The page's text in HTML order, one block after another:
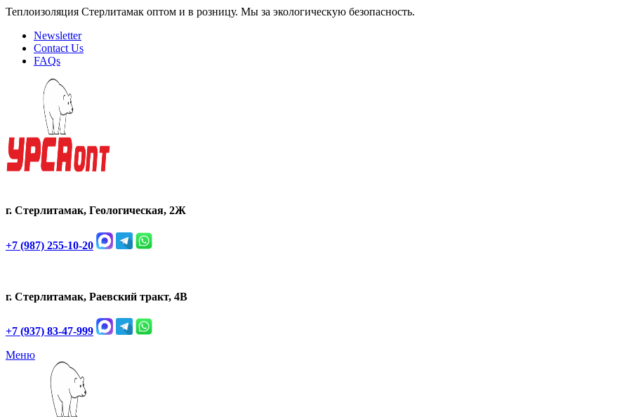
Теплоизоляция Стерлитамак оптом и в розницу. Мы за экологическую безопасность.
Newsletter
Contact Us
FAQs
г. Стерлитамак, Геологическая, 2Ж
+7 (987) 255-10-20
г. Стерлитамак, Раевский тракт, 4В
+7 (937) 83-47-999
Меню